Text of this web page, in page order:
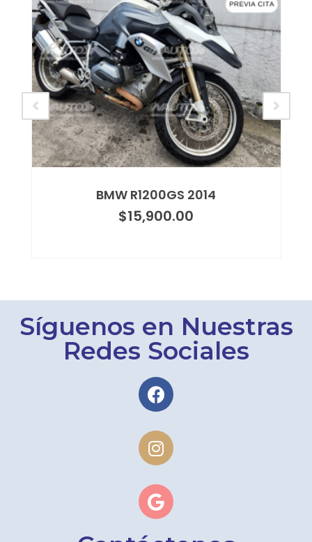
BMW R1200GS 2014
$15,900.00
Síguenos en Nuestras
Redes Sociales